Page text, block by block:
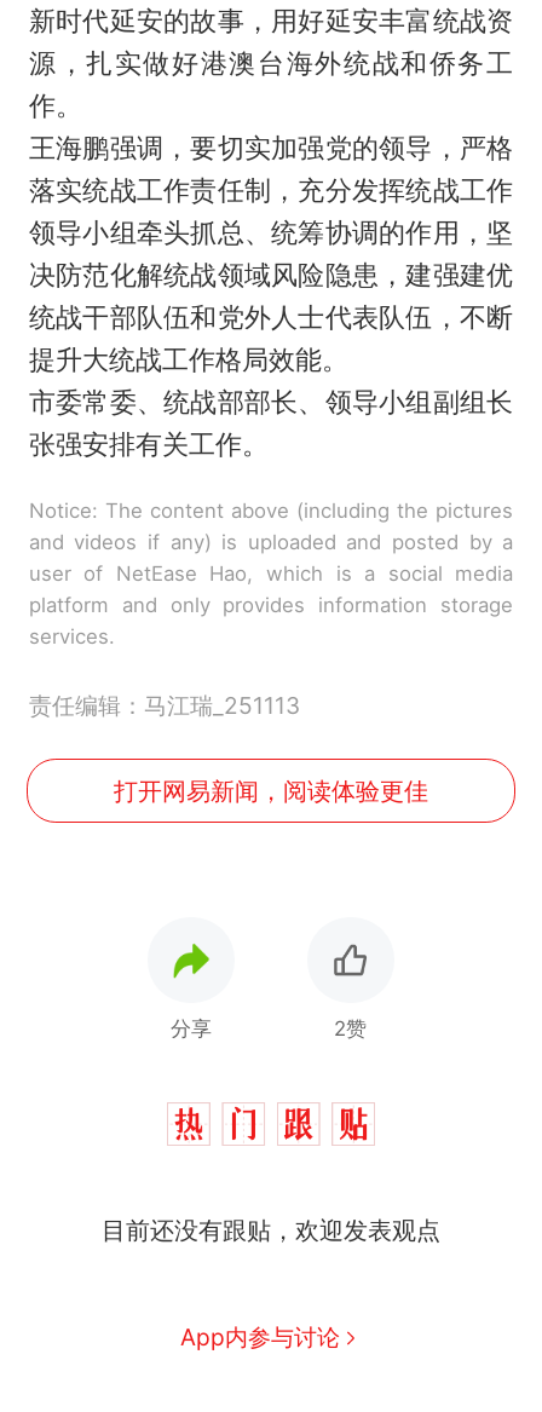
新时代延安的故事，用好延安丰富统战资
源，扎实做好港澳台海外统战和侨务工
作。
王海鹏强调，要切实加强党的领导，严格
落实统战工作责任制，充分发挥统战工作
领导小组牵头抓总、统筹协调的作用，坚
决防范化解统战领域风险隐患，建强建优
统战干部队伍和党外人士代表队伍，不断
提升大统战工作格局效能。
市委常委、统战部部长、领导小组副组长
张强安排有关工作。
Notice: The content above (including the pictures
and videos if any) is uploaded and posted by a
user of NetEase Hao, which is a social media
platform and only provides information storage
services.
责任编辑：马江瑞_251113
打开网易新闻，阅读体验更佳
分享 2赞
目前还没有跟贴，欢迎发表观点
App内参与讨论